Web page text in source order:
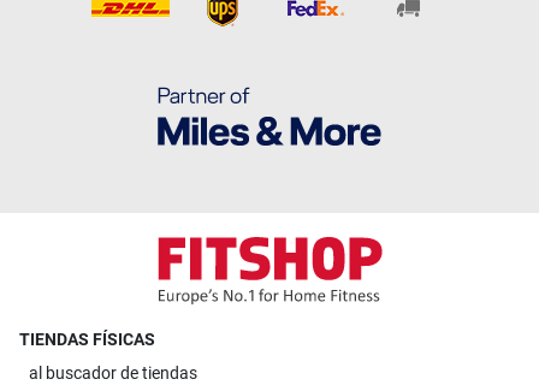
TIENDAS FÍSICAS
al buscador de tiendas